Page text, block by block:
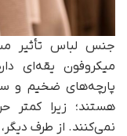
جنس لباس تأثیر
میکروفون یقه‌ای
پارچه‌های ضخیم و
هستند؛ زیرا
نمی‌کنند. از طرف